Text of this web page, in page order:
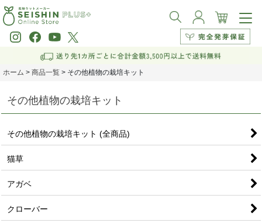
ホーム > 商品一覧 > その他植物の栽培キット
その他植物の栽培キット
その他植物の栽培キット (全商品)
猫草
アガベ
クローバー